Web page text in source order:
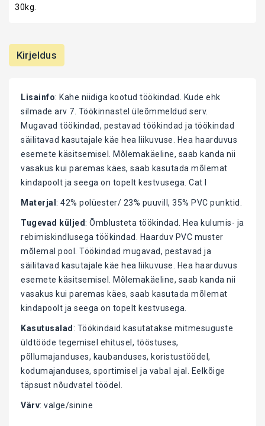
30kg.
Kirjeldus
Lisainfo: Kahe niidiga kootud töökindad. Kude ehk
silmade arv 7. Töökinnastel üleõmmeldud serv.
Mugavad töökindad, pestavad töökindad ja töökindad
säilitavad kasutajale käe hea liikuvuse. Hea haarduvus
esemete käsitsemisel. Mõlemakäeline, saab kanda nii
vasakus kui paremas käes, saab kasutada mõlemat
kindapoolt ja seega on topelt kestvusega. Cat I
Materjal : 42% polüester/ 23% puuvill, 35% PVC punktid.
Tugevad küljed: Õmblusteta töökindad. Hea kulumis- ja
rebimiskindlusega töökindad. Haarduv PVC muster
mõlemal pool. Töökindad mugavad, pestavad ja
säilitavad kasutajale käe hea liikuvuse. Hea haarduvus
esemete käsitsemisel. Mõlemakäeline, saab kanda nii
vasakus kui paremas käes, saab kasutada mõlemat
kindapoolt ja seega on topelt kestvusega.
Kasutusalad : Töökindaid kasutatakse mitmesuguste
üldtööde tegemisel ehitusel, tööstuses,
põllumajanduses, kaubanduses, koristustöödel,
kodumajanduses, sportimisel ja vabal ajal. Eelkõige
täpsust nõudvatel töödel.
Värv: valge/sinine